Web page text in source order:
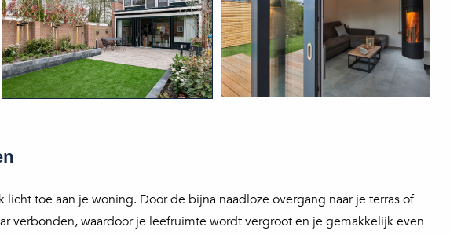
toe aan je woning. Door de bijna naadloze overgang naar je terras of
verbonden, waardoor je leefruimte wordt vergroot en je gemakkelijk even